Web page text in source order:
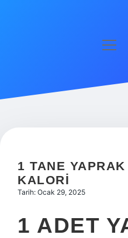
Hakkımızda
1 TANE
KALORI
Tarih: Ocak 29, 2025
1 ADET